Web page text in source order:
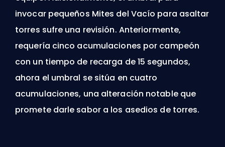
invocar pequeños Mites del Vacío para asaltar
torres sufre una revisión. Anteriormente,
requería cinco acumulaciones por campeón
con un tiempo de recarga de 15 segundos,
ahora el umbral se sitúa en cuatro
acumulaciones, una alteración notable que
promete darle sabor a los asedios de torres.